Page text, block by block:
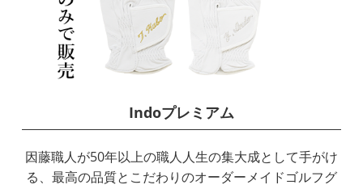
Indoプレミアム
因藤職人が50年以上の職人人生の集大成として手がけ
る、最高の品質とこだわりのオーダーメイドゴルフグ